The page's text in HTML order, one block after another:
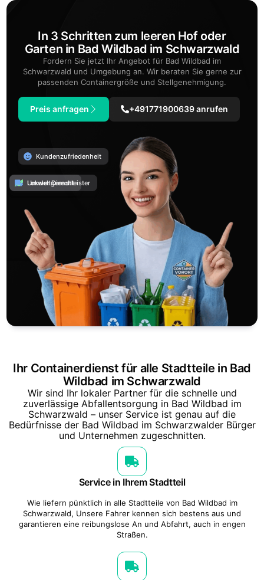
In 3 Schritten zum leeren Hof oder
Garten in Bad Wildbad im Schwarzwald
Fordern Sie jetzt Ihr Angebot für Bad Wildbad im
Schwarzwald und Umgebung an. Wir beraten Sie gerne zur
passenden Containergröße und Stellgenehmigung.
Preis anfragen +491771900639 anrufen
Kundenzufriedenheit
Umweltgerecht
Lokaler Dienstleister
Ihr Containerdienst für alle Stadtteile in Bad
Wildbad im Schwarzwald
Wir sind Ihr lokaler Partner für die schnelle und
zuverlässige Abfallentsorgung in Bad Wildbad im
Schwarzwald – unser Service ist genau auf die
Bedürfnisse der Bad Wildbad im Schwarzwalder Bürger
und Unternehmen zugeschnitten.
Service in Ihrem Stadtteil
Wie liefern pünktlich in alle Stadtteile von Bad Wildbad im
Schwarzwald, Unsere Fahrer kennen sich bestens aus und
garantieren eine reibungslose An und Abfahrt, auch in engen
Straßen.